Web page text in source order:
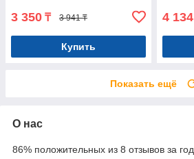
3 350 ₸ 3 941 ₸
Купить
4 134
Показать ещё
О нас
86% положительных из 8 отзывов за год